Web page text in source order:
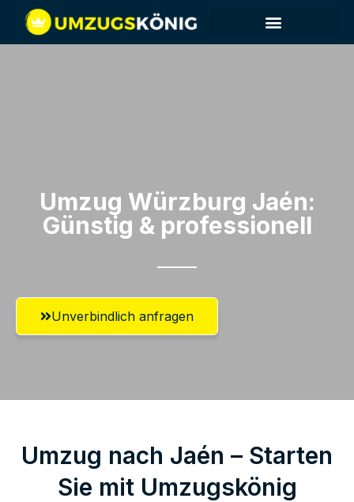
Umzug Würzburg​ Jaén:
Günstig & professionell​
Unverbindlich anfragen
Umzug nach Jaén – Starten
Sie mit Umzugskönig